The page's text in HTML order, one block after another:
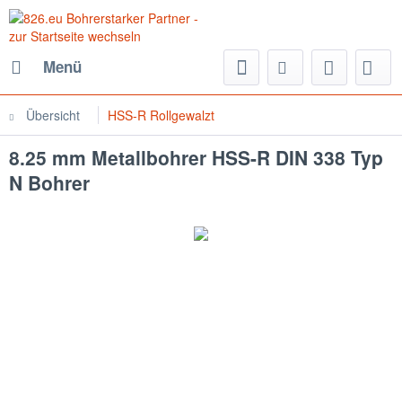
Menü
Übersicht HSS-R Rollgewalzt
8.25 mm Metallbohrer HSS-R DIN 338 Typ
N Bohrer